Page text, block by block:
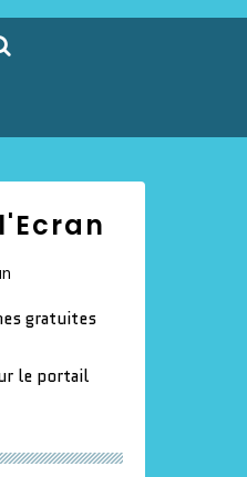
gratuites
le portail